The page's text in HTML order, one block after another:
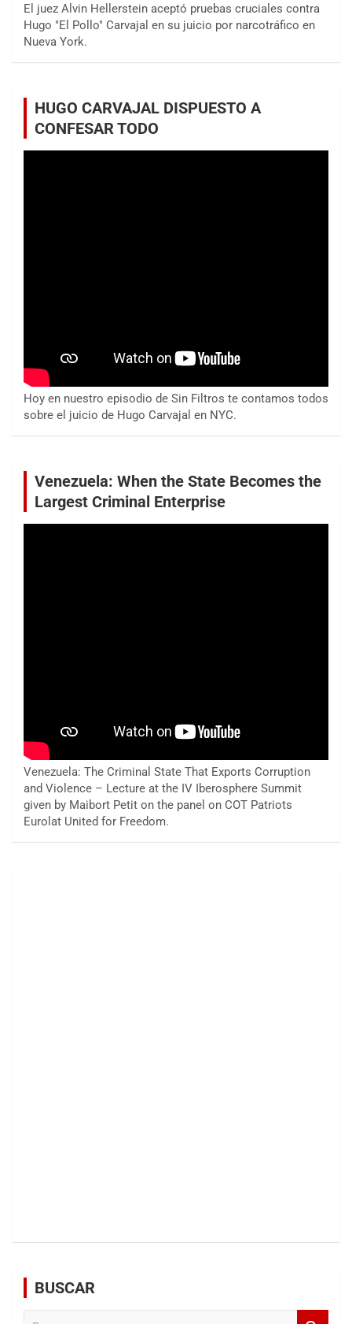
El juez Alvin Hellerstein aceptó pruebas cruciales contra
Hugo "El Pollo" Carvajal en su juicio por narcotráfico en
Nueva York.
HUGO CARVAJAL DISPUESTO A
CONFESAR TODO
Hoy en nuestro episodio de Sin Filtros te contamos todos
sobre el juicio de Hugo Carvajal en NYC.
Venezuela: When the State Becomes the
Largest Criminal Enterprise
Venezuela: The Criminal State That Exports Corruption
and Violence – Lecture at the IV Iberosphere Summit
given by Maibort Petit on the panel on COT Patriots
Eurolat United for Freedom.
BUSCAR